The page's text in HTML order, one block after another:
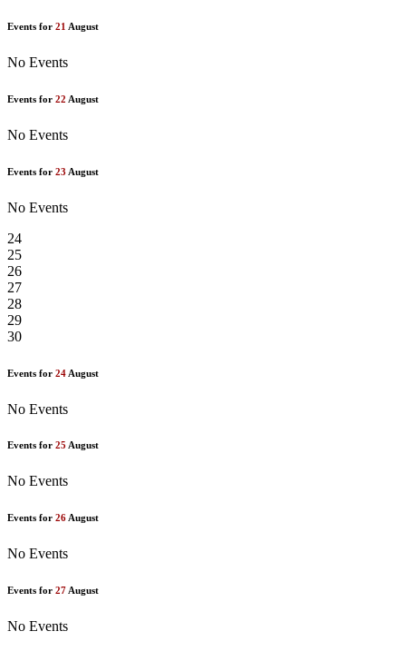
Events for 21 August
No Events
Events for 22 August
No Events
Events for 23 August
No Events
24
25
26
27
28
29
30
Events for 24 August
No Events
Events for 25 August
No Events
Events for 26August
No Events
Events for 27 August
No Events